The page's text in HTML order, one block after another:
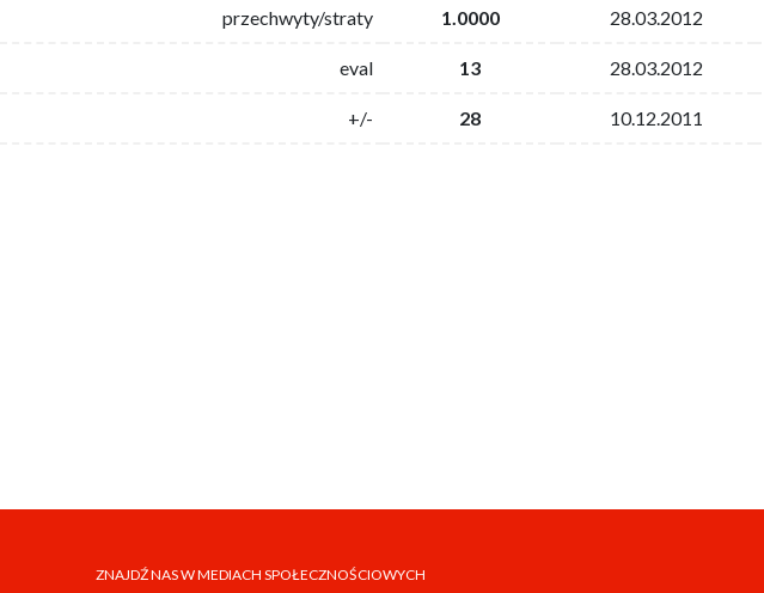
przechwyty/straty 1.0000 28.03.2012
eval 13 28.03.2012
+/- 28 10.12.2011
ZNAJDŹ NAS W MEDIACH SPOŁECZNOŚCIOWYCH